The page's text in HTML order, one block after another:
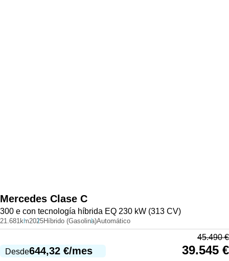
Mercedes Clase C
300 e con tecnología híbrida EQ 230 kW (313 CV)
21.681km2025Híbrido (Gasolina)Automático
Desde644,32 €/mes
45.490€
39.545 €